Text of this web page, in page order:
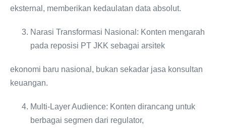
eksternal, memberikan kedaulatan data absolut.
Narasi Transformasi Nasional: Konten mengarah
pada reposisi PT JKK sebagai arsitek
ekonomi baru nasional, bukan sekadar jasa konsultan
keuangan.
Multi-Layer Audience: Konten dirancang untuk
berbagai segmen dari regulator,